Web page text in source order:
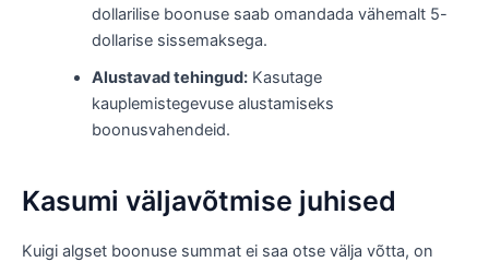
dollarilise boonuse saab omandada vähemalt 5-
dollarise sissemaksega.
Alustavad tehingud:Kasutage
kauplemistegevuse alustamiseks
boonusvahendeid.
Kasumi väljavõtmise juhised
Kuigi algset boonuse summat ei saa otse välja võtta, on